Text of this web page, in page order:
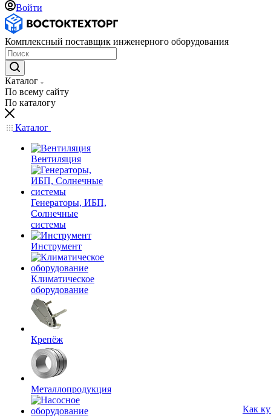
Войти
Комплексный поставщик инженерного оборудования
Каталог
По всему сайту
По каталогу
Каталог
Вентиляция
Генераторы, ИБП,
Солнечные
системы
Инструмент
Климатическое
оборудование
Крепёж
Металлопродукция
Как